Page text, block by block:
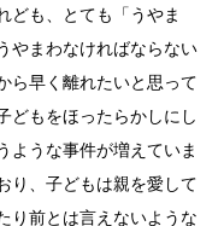
ども、とても「うやま
やまわなければならない
ら早く離れたいと思って
どもをほったらかしにし
ような事件が増えていま
り、子どもは親を愛して
り前とは言えないような